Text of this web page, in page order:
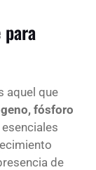
aquel que
fósforo
de